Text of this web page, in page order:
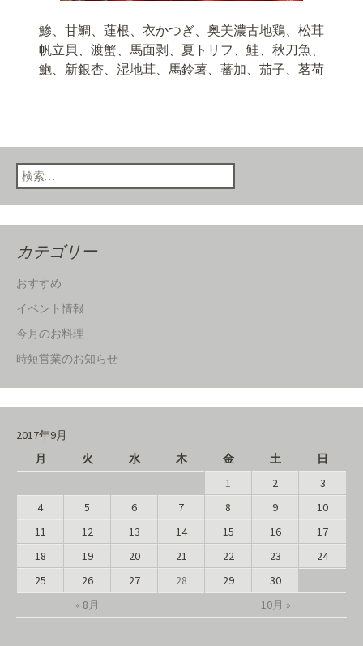
鯵、甘鯛、蓮根、衣かつぎ、奥美濃古地鶏、松茸
帆立貝、渡蟹、馬面剥、夏トリフ、鮭、秋刀魚、
鮑、新銀杏、湿地茸、馬鈴薯、蕃加、茄子、茗荷
検索:
カテゴリー
おすすめ
イベント情報
今月のお料理
時短営業のお知らせ
2017年9月
月
火 水 木 金 土 日
« 8月 10月 »
1 2
3
4
5 6 7 8 9
10
11
12 13 14 15 16
17
18
19 20 21 22 23
24
25
26 27 28 29 30